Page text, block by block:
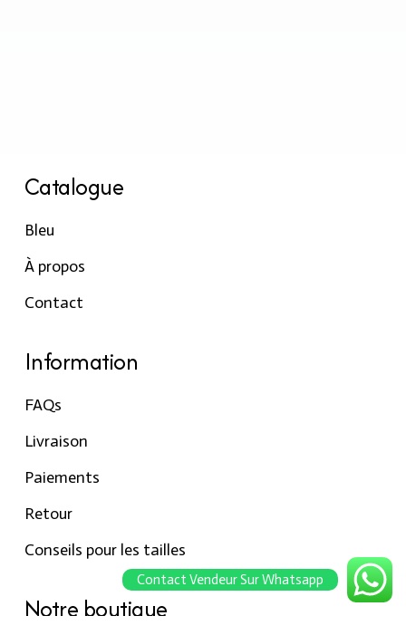
Catalogue
Bleu
À propos
Contact
Information
FAQs
Livraison
Paiements
Retour
Conseils pour les tailles
Notre boutique
Contact Vendeur Sur Whatsapp